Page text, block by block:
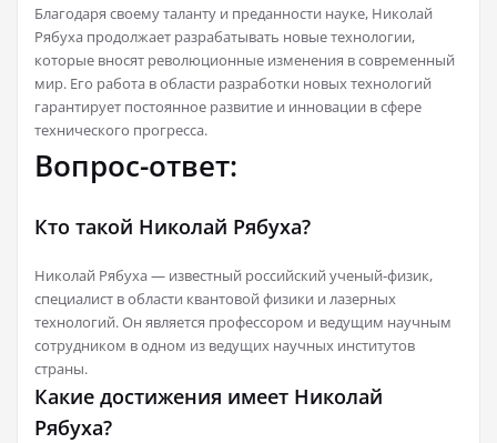
Благодаря своему таланту и преданности науке, Николай
Рябуха продолжает разрабатывать новые технологии,
которые вносят революционные изменения в современный
мир. Его работа в области разработки новых технологий
гарантирует постоянное развитие и инновации в сфере
технического прогресса.
Вопрос-ответ:
Кто такой Николай Рябуха?
Николай Рябуха — известный российский ученый-физик,
специалист в области квантовой физики и лазерных
технологий. Он является профессором и ведущим научным
сотрудником в одном из ведущих научных институтов
страны.
Какие достижения имеет Николай
Рябуха?